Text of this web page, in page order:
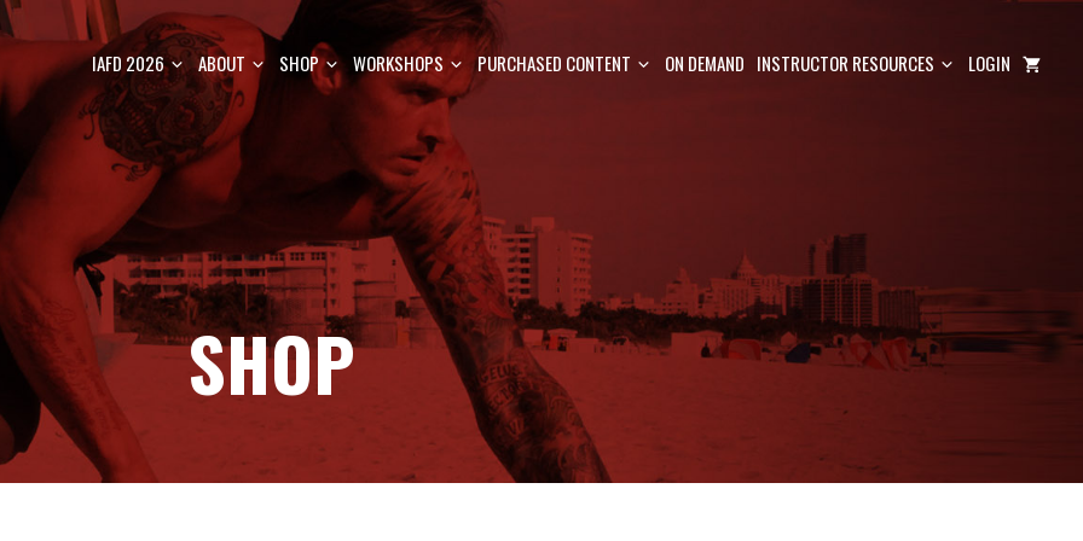
IAFD 2026 ABOUT SHOP WORKSHOPS PURCHASED CONTENT ON DEMAND INSTRUCTOR RESOURCES LOGIN
SHOP